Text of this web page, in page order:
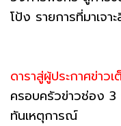
โป้ง รายการที่มาเจา
ดาราสู่ผู้ประกาศข่าว
ครอบครัวข่าวช่อง 3
ทันเหตุการณ์